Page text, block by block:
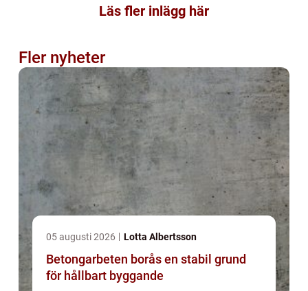
Läs fler inlägg här
Fler nyheter
05 augusti 2026 Lotta Albertsson
Betongarbeten borås en stabil grund
för hållbart byggande